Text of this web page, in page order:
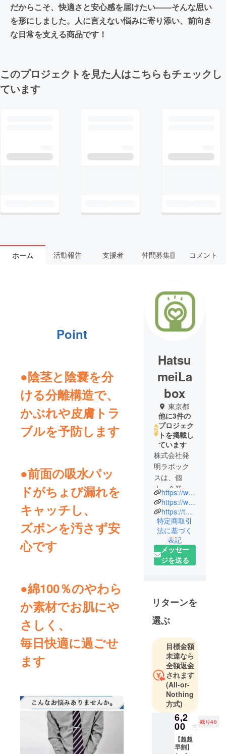
だからこそ、快適さと安心感を届けたい——そんな思い
を形にしました。人に言えない悩みに寄り添い、前向き
な日常を支える商品です！
このプロジェクトを見た人はこちらもチェックし
ています
ホーム 活動報告 支援者 仲間募集 1 コメント
Point
●陰茎と陰嚢を分
ける分離構造で、
かぶれや皮膚トラ
ブルを予防します
●前面の吸水パッ
ドがちょび漏れを
キャッチし、
ズボンを汚さず安
心です
●綿100％のやわら
か素材でお肌にや
さしく、
毎日快適に過ごせ
ます
Hatsu
meiLa
box
東京都
他に3件の
プロジェク
トを掲載し
ています
株式会社発
明ラボック
スは、個
人・企業の
商品開発か
ら製造、販
売までして
おります。
また発明発
想の勉強の
場や、保有
サポートな
どあらゆる
方面から発
トする会社
です。
発明ラボッ
クス会員数
は１万人
超。
「特許・実
用新案・意
https://www.hatsumeilabox.com
https://www.hatsumeilabox.com/corporation/insurance/
https://twitter.com/HatsumeiLabox
特定商取引
法に基づく
表記
メッセー
ジを送る
リターンを
選ぶ
目標金額
未達なら
全額返金
されます
(All-or-
Nothing
方式)
6,2
00 円
残り40
【超超
早割】